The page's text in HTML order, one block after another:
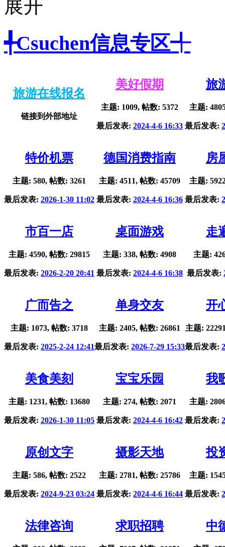
╃Csuchen信息专区╃
旅游在线报名
链接到外部地址
美好假期
主题: 1009, 帖数: 5372
最后发表: 2024-4-6 16:33
旅
主题:
最后发表:
特价机票
主题: 580, 帖数: 3261
最后发表: 2026-1-30 11:02
德国消费指南
主题: 4511, 帖数: 45709
最后发表: 2024-4-6 16:36
房
主题:
最后发表:
市百一店
主题: 4590, 帖数: 29815
最后发表: 2026-2-20 20:41
桌面游戏
主题: 338, 帖数: 4908
最后发表: 2024-4-6 16:38
走
主题:
最后发表:
广而告之
主题: 1073, 帖数: 3718
最后发表: 2025-2-24 12:41
单身交友
主题: 2405, 帖数: 26861
最后发表: 2026-7-29 15:33
开
主题:
最后发表:
美食美刻
主题: 1231, 帖数: 13680
最后发表: 2026-1-30 11:05
宝宝乐园
主题: 274, 帖数: 2071
最后发表: 2024-4-6 16:42
我
主题:
最后发表:
原创文字
主题: 586, 帖数: 2522
最后发表: 2024-9-23 03:24
摄影天地
主题: 2781, 帖数: 25786
最后发表: 2024-4-6 16:44
投
主题:
最后发表:
法律咨询 求职招聘 中